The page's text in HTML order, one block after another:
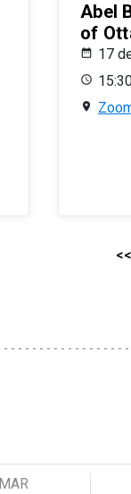
Abel
of
17
<<
MAR